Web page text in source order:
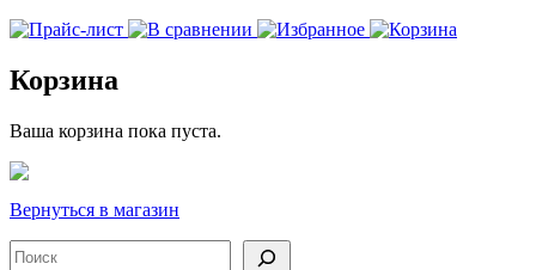
Корзина
Ваша корзина пока пуста.
Вернуться в магазин
Поиск